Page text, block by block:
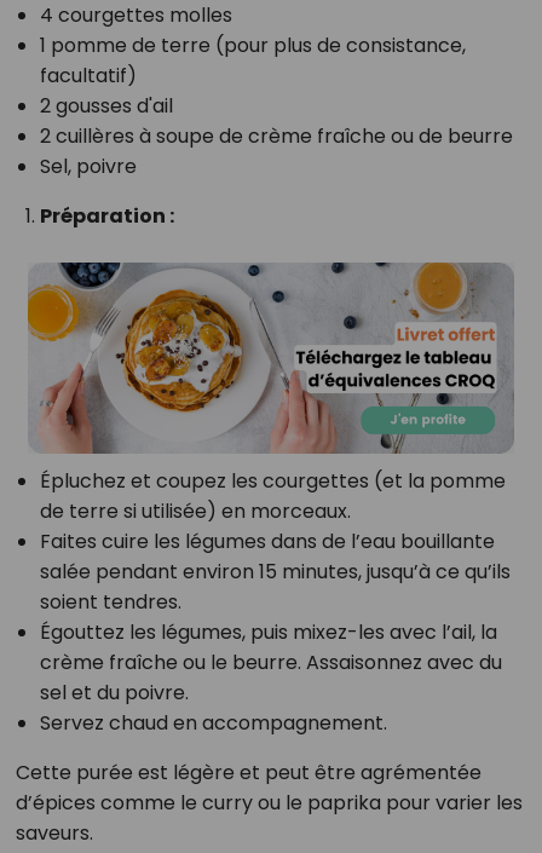
4 courgettes molles
1 pomme de terre (pour plus de consistance,
facultatif)
2 gousses d'ail
2 cuillères à soupe de crème fraîche ou de beurre
Sel, poivre
Préparation :
Épluchez et coupez les courgettes (et la pomme
de terre si utilisée) en morceaux.
Faites cuire les légumes dans de l’eau bouillante
salée pendant environ 15 minutes, jusqu’à ce qu’ils
soient tendres.
Égouttez les légumes, puis mixez-les avec l’ail, la
crème fraîche ou le beurre. Assaisonnez avec du
sel et du poivre.
Servez chaud en accompagnement.
Cette purée est légère et peut être agrémentée
d’épices comme le curry ou le paprika pour varier les
saveurs.